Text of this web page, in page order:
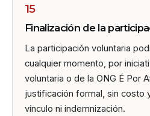
15
Finalización de la
La participación voluntaria
cualquier momento, por
voluntaria o de la ONG É Por
justificación formal, sin costo
vínculo ni indemnización.